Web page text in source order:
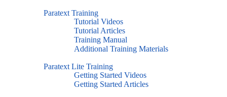
Paratext Training
Tutorial Videos
Tutorial Articles
Training Manual
Additional Training Materials
Paratext Lite Training
Getting Started Videos
Getting Started Articles